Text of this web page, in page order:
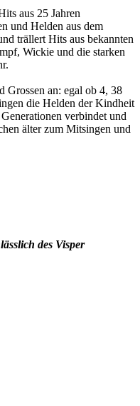
aus 25 Jahren
und Helden aus dem
trällert Hits aus bekannten
Wickie und die starken
Grossen an: egal ob 4, 38
die Helden der Kindheit
verbindet und
älter zum Mitsingen und
des Visper